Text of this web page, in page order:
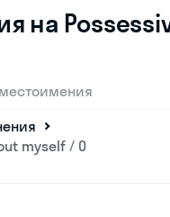
на
myself / О